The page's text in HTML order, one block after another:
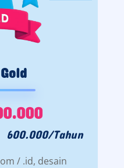
600.000/Tahun
/ .id, desain